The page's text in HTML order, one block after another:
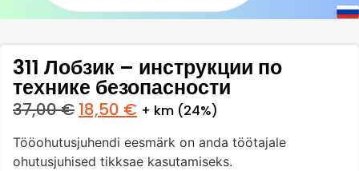
311 Лобзик – инструкции по
технике безопасности
37,00€ 18,50 € + km (24%)
Tööohutusjuhendi eesmärk on anda töötajale
ohutusjuhised tikksae kasutamiseks.